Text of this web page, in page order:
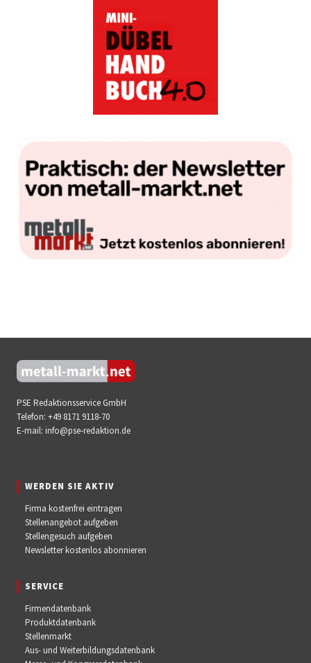
PSE Redaktionsservice GmbH
Telefon: +49 8171 9118-70
E-mail: info@pse-redaktion.de
WERDEN SIE AKTIV
Firma kostenfrei eintragen
Stellenangebot aufgeben
Stellengesuch aufgeben
Newsletter kostenlos abonnieren
SERVICE
Firmendatenbank
Produktdatenbank
Stellenmarkt
Aus- und Weiterbildungsdatenbank